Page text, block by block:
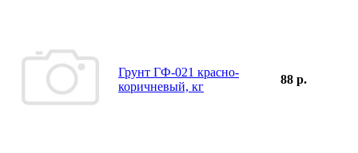
Грунт ГФ-021 красно-
коричневый, кг
88 р.